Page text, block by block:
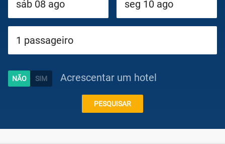
Circuitos
Caraíbas
Acrescentar um hotel
PESQUISAR